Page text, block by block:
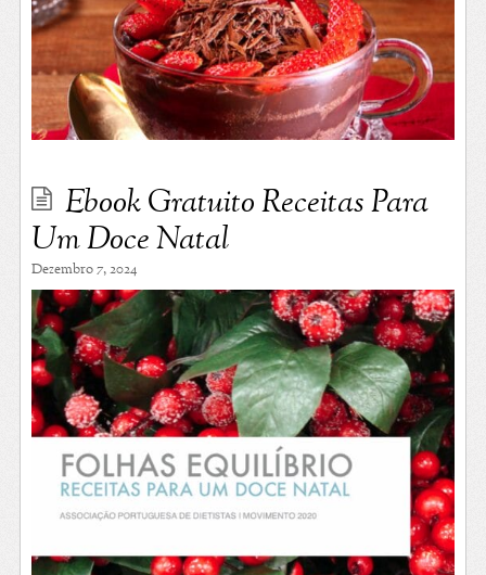
Ebook Gratuito Receitas Para
Um Doce Natal
Dezembro 7, 2024